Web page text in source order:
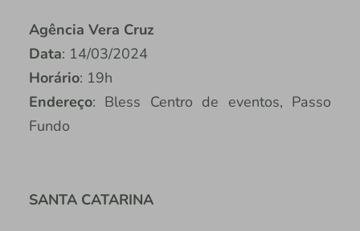
Agência Vera Cruz
Data: 14/03/2024
Horário: 19h
Endereço: Bless Centro de eventos, Passo
Fundo
SANTA CATARINA